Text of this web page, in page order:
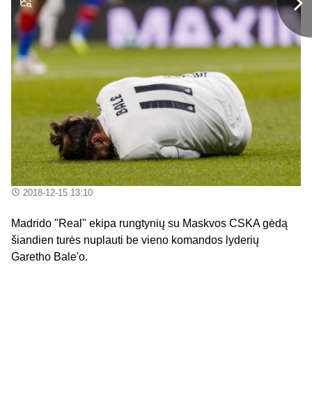
2018-12-15 13:10
Madrido "Real" ekipa rungtynių su Maskvos CSKA gėdą
šiandien turės nuplauti be vieno komandos lyderių
Garetho Bale'o.